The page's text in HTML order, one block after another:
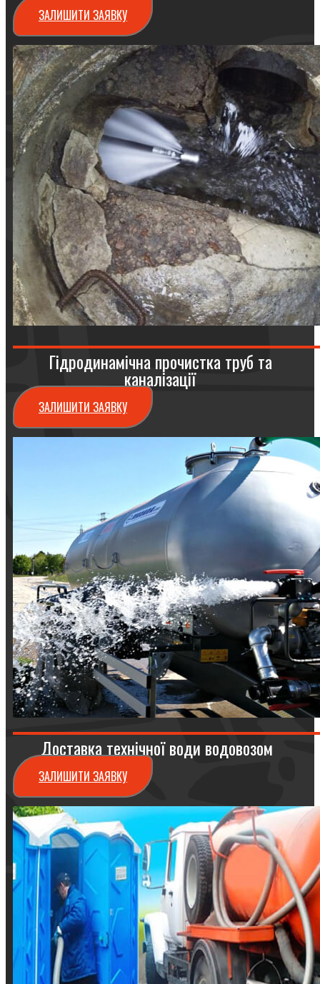
ЗАЛИШИТИ ЗАЯВКУ
Гідродинамічна прочистка труб та
каналізації
ЗАЛИШИТИ ЗАЯВКУ
Доставка технічної води водовозом
ЗАЛИШИТИ ЗАЯВКУ